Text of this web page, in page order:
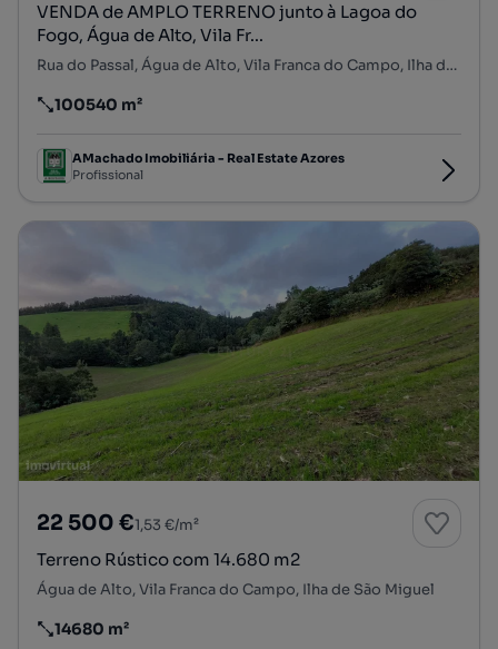
VENDA de AMPLO TERRENO junto à Lagoa do
Fogo, Água de Alto, Vila Fr...
Rua do Passal, Água de Alto, Vila Franca do Campo, Ilha de São Miguel
Preço por metro quadrado
100540 m²
AMachado Imobiliária - Real Estate Azores
Profissional
22 500 €1,53 €/m²
Terreno Rústico com 14.680 m2
Água de Alto, Vila Franca do Campo, Ilha de São Miguel
Preço por metro quadrado
14680 m²